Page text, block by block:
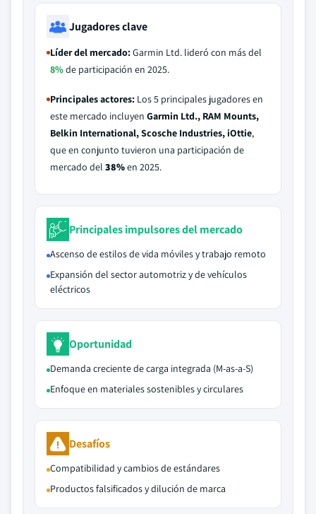
Jugadores clave
Líder del mercado:Garmin Ltd. lideró con más del
8%de participación en 2025.
Principales actores: Los 5 principales jugadores en
este mercado incluyen Garmin Ltd., RAM Mounts,
Belkin International, Scosche Industries, iOttie,
que en conjunto tuvieron una participación de
mercado del 38%en 2025.
Principales impulsores del mercado
Ascenso de estilos de vida móviles y trabajo remoto
Expansión del sector automotriz y de vehículos
eléctricos
Oportunidad
Demanda creciente de carga integrada (M-as-a-S)
Enfoque en materiales sostenibles y circulares
Desafíos
Compatibilidad y cambios de estándares
Productos falsificados y dilución de marca